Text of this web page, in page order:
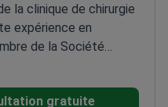
la clinique de chirurgie
expérience en
de la Société
et reconstructive
américaine
gratuite